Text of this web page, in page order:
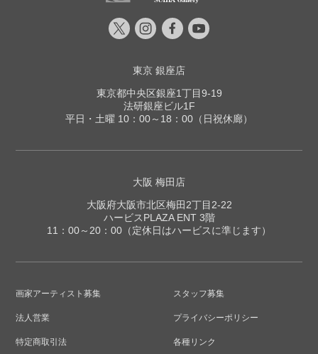
東京 銀座店
東京都中央区銀座1丁目9-19
法研銀座ビル1F
平日・土曜 10：00～18：00（日祝休廊）
大阪 梅田店
大阪府大阪市北区梅田2丁目2-22
ハービスPLAZA ENT 3階
11：00～20：00（定休日はハービスに準じます）
画家アーティスト募集 スタッフ募集
法人営業 プライバシーポリシー
特定商取引法 各種リンク